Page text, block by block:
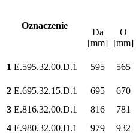
Oznaczenie
Da
[mm]
O
[mm]
1 E.595.32.00.D.1 595 565
2 E.695.32.15.D.1 695 670
3 E.816.32.00.D.1 816 781
4 E.980.32.00.D.1 979 932